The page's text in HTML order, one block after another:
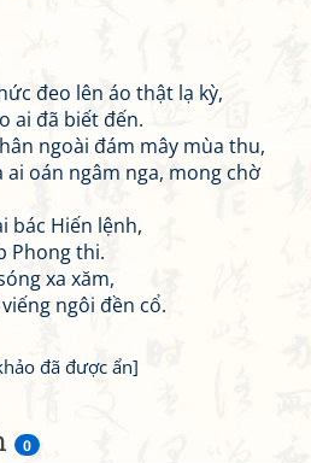
0
đeo lên áo thật lạ kỳ,
ai đã biết đến.
ngoài đám mây mùa thu,
ai oán ngâm nga, mong chờ
bác Hiến lệnh,
Phong thi.
xa xăm,
ngôi đền cổ.
đã được ẩn]